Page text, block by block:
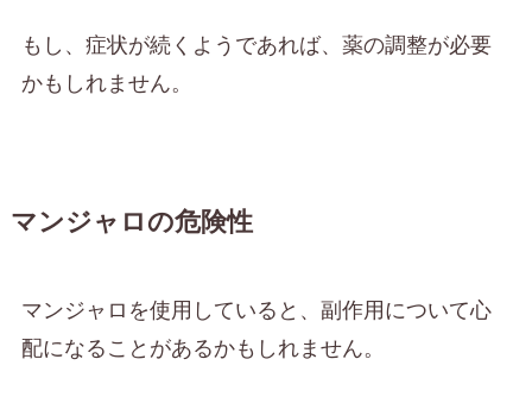
もし、症状が続くようであれば、薬の調整が必要
かもしれません。
マンジャロの危険性
マンジャロを使用していると、副作用について心
配になることがあるかもしれません。